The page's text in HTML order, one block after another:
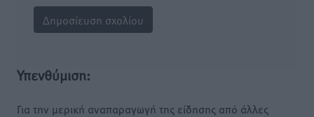
Υπενθύμιση:
Για την μερική αναπαραγωγή της είδησης από άλλες